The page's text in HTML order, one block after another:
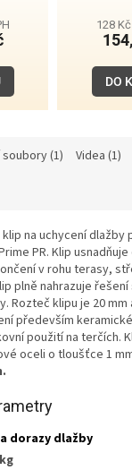
128
DO
(1) Videa (1)
na uchycení dlažby
PR. Klip
v rohu terasy,
plně nahrazuje
Rozteč klipu je 20 mm
především
použití na terčích.
oceli o tloušťce 1
dorazy dlažby